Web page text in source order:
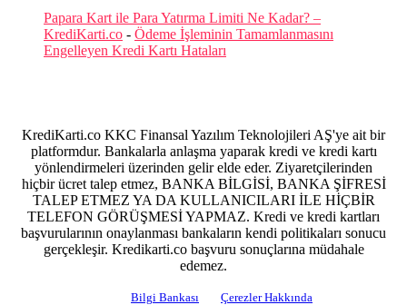
Papara Kart ile Para Yatırma Limiti Ne Kadar? –
KrediKarti.co - Ödeme İşleminin Tamamlanmasını
Engelleyen Kredi Kartı Hataları
KrediKarti.co KKC Finansal Yazılım Teknolojileri AŞ'ye ait bir
platformdur. Bankalarla anlaşma yaparak kredi ve kredi kartı
yönlendirmeleri üzerinden gelir elde eder. Ziyaretçilerinden
hiçbir ücret talep etmez, BANKA BİLGİSİ, BANKA ŞİFRESİ
TALEP ETMEZ YA DA KULLANICILARI İLE HİÇBİR
TELEFON GÖRÜŞMESİ YAPMAZ. Kredi ve kredi kartları
başvurularının onaylanması bankaların kendi politikaları sonucu
gerçekleşir. Kredikarti.co başvuru sonuçlarına müdahale
edemez.
Bilgi Bankası Çerezler Hakkında